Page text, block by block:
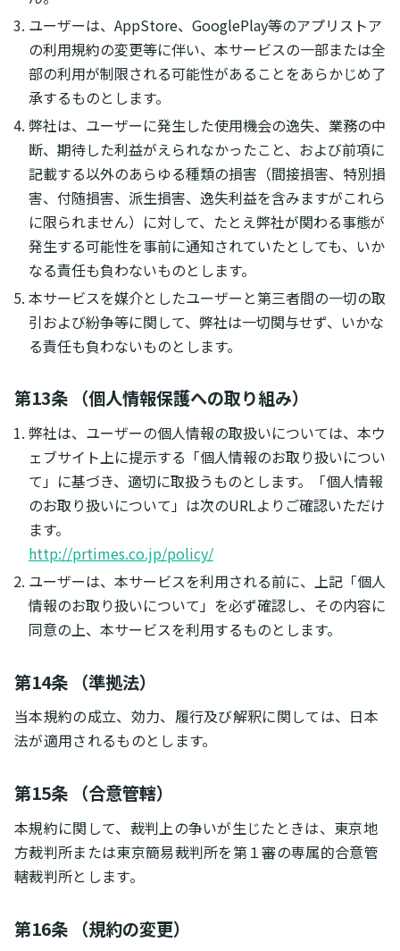
ユーザーは、AppStore、GooglePlay等のアプリストア
の利用規約の変更等に伴い、本サービスの一部または全
部の利用が制限される可能性があることをあらかじめ了
承するものとします。
弊社は、ユーザーに発生した使用機会の逸失、業務の中
断、期待した利益がえられなかったこと、および前項に
記載する以外のあらゆる種類の損害（間接損害、特別損
害、付随損害、派生損害、逸失利益を含みますがこれら
に限られません）に対して、たとえ弊社が関わる事態が
発生する可能性を事前に通知されていたとしても、いか
なる責任も負わないものとします。
本サービスを媒介としたユーザーと第三者間の一切の取
引および紛争等に関して、弊社は一切関与せず、いかな
る責任も負わないものとします。
第13条 （個人情報保護への取り組み）
弊社は、ユーザーの個人情報の取扱いについては、本ウ
ェブサイト上に提示する「個人情報のお取り扱いについ
て」に基づき、適切に取扱うものとします。「個人情報
のお取り扱いについて」は次のURLよりご確認いただけ
ます。
http://prtimes.co.jp/policy/
ユーザーは、本サービスを利用される前に、上記「個人
情報のお取り扱いについて」を必ず確認し、その内容に
同意の上、本サービスを利用するものとします。
第14条 （準拠法）
当本規約の成立、効力、履行及び解釈に関しては、日本
法が適用されるものとします。
第15条 （合意管轄）
本規約に関して、裁判上の争いが生じたときは、東京地
方裁判所または東京簡易裁判所を第１審の専属的合意管
轄裁判所とします。
第16条 （規約の変更）